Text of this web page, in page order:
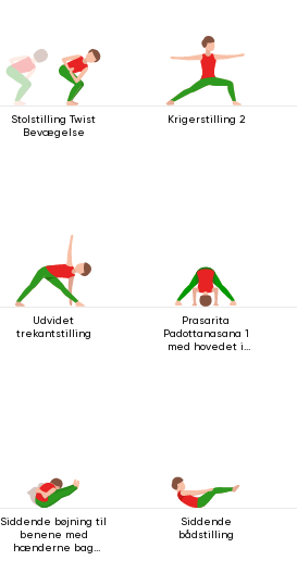
Stolstilling Twist
Bevægelse
Krigerstilling 2
Udvidet
trekantstilling
Prasarita
Padottanasana 1
med hovedet i
Siddende bøjning til
benene med
hænderne bag
Siddende
bådstilling